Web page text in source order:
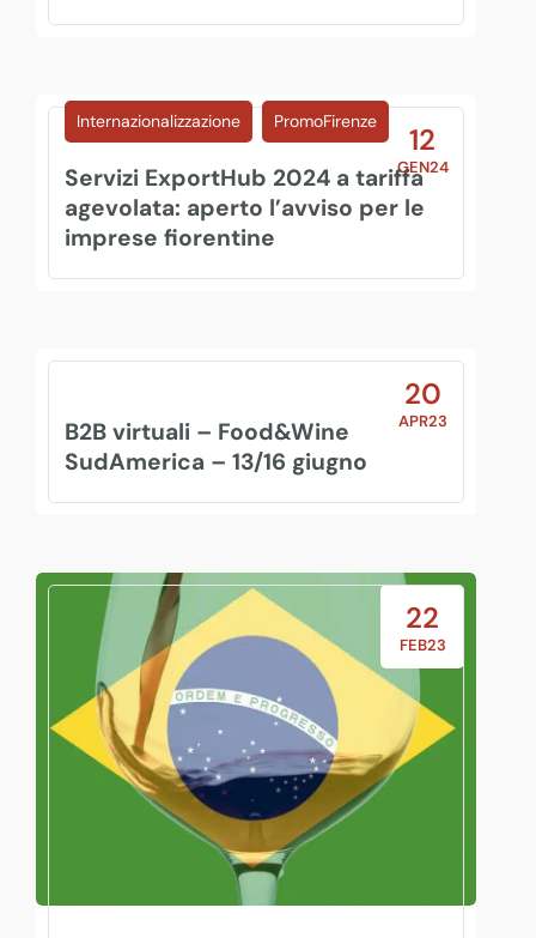
12
GEN24
Internazionalizzazione PromoFirenze
Servizi ExportHub 2024 a tariffa
agevolata: aperto l’avviso per le
imprese fiorentine
20
APR23
B2B virtuali – Food&Wine
SudAmerica – 13/16 giugno
22
FEB23